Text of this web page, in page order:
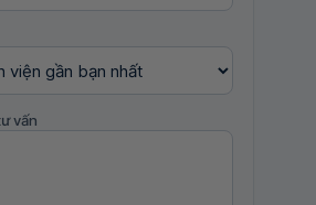
vấn